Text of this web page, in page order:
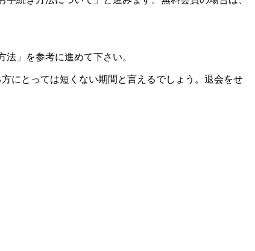
」を参考に進めて下さい。
にとっては短くない期間と言えるでしょう。退会をせ